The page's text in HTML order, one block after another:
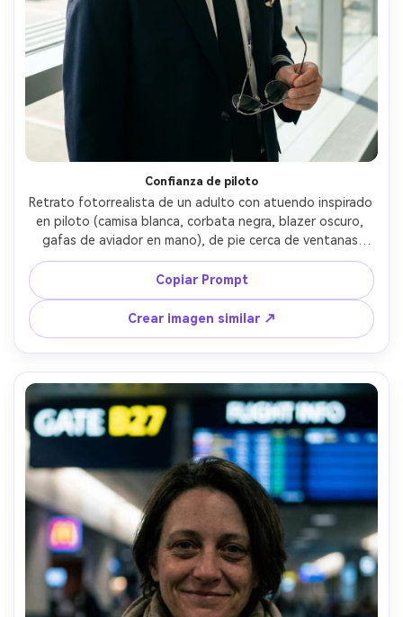
Confianza de piloto
Retrato fotorrealista de un adulto con atuendo inspirado
en piloto (camisa blanca, corbata negra, blazer oscuro,
gafas de aviador en mano), de pie cerca de ventanas
grandes de la terminal con aviones desenfocados atrás,
luz diurna brillante con difusión suave, Leica SL2, 75mm
f/2, encuadre de torso, composición ligeramente fuera de
centro, actitud decidida y audaz, textura realista de piel
y barba, reflejos naturales, alta resolución, enfoque
nítido, contraste editorial --ar 4:5
Copiar Prompt
Crear imagen similar ↗